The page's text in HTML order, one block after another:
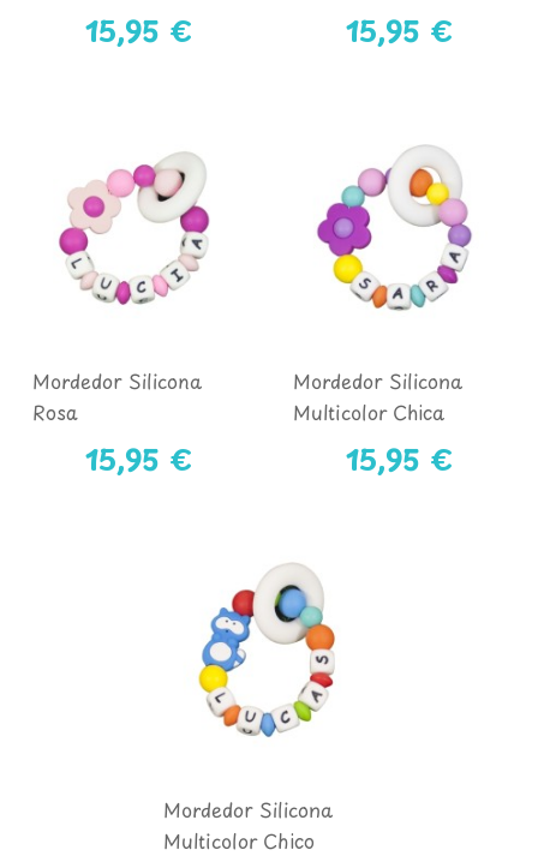
15,95 € 15,95 €
Mordedor Silicona
Rosa
15,95 €
Mordedor Silicona
Multicolor Chica
15,95 €
Mordedor Silicona
Multicolor Chico